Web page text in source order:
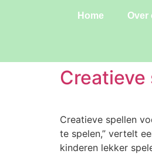
Home Over
Creatieve
Creatieve spellen
te spelen,” vertelt
kinderen lekker